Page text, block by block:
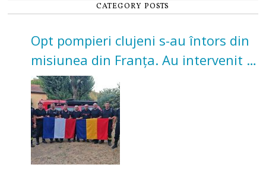
CATEGORY POSTS
Opt pompieri clujeni s-au întors din
misiunea din Franța. Au intervenit la
incendii de vegetație și pădure